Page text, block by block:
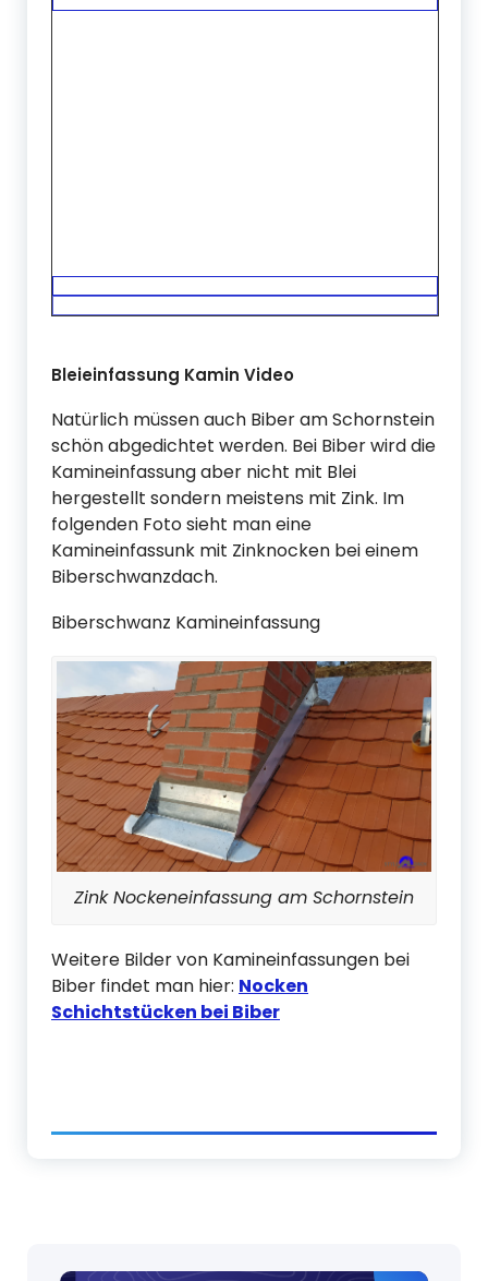
Bleieinfassung Kamin Video
Natürlich müssen auch Biber am Schornstein
schön abgedichtet werden. Bei Biber wird die
Kamineinfassung aber nicht mit Blei
hergestellt sondern meistens mit Zink. Im
folgenden Foto sieht man eine
Kamineinfassunk mit Zinknocken bei einem
Biberschwanzdach.
Biberschwanz Kamineinfassung
Zink Nockeneinfassung am Schornstein
Weitere Bilder von Kamineinfassungen bei
Biber findet man hier: Nocken
Schichtstücken bei Biber